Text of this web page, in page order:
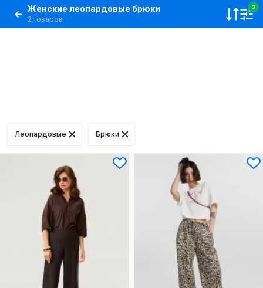
Женские леопардовые брюки
2 товаров
2
Леопардовые Брюки